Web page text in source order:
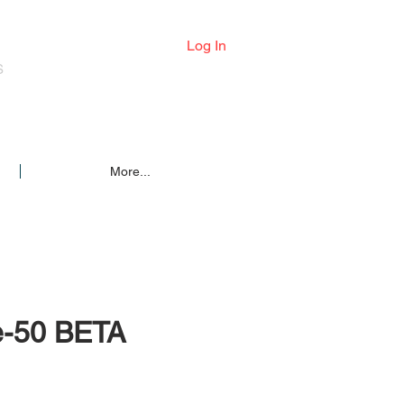
Log In
More...
50 BETA